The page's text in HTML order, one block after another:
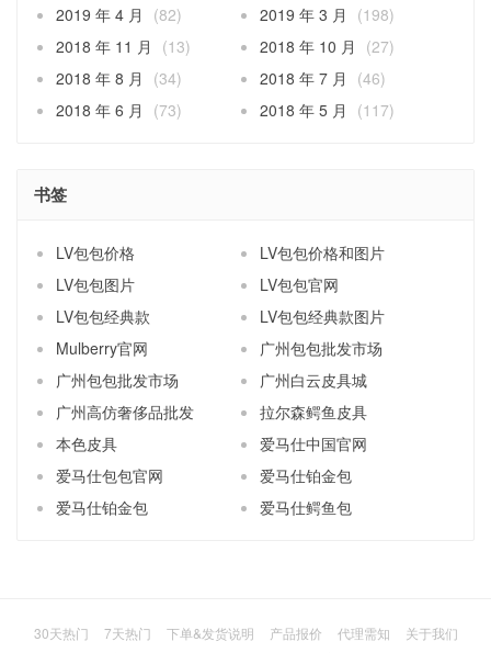
2019 年 4 月
(82) 2019 年 3 月
(198)
2018 年 11 月
(13) 2018 年 10 月
(27)
2018 年 8 月
(34) 2018 年 7 月
(46)
2018 年 6 月
(73) 2018 年 5 月 (117)
书签
LV包包价格
LV包包价格和图片
LV包包图片
LV包包官网
LV包包经典款
LV包包经典款图片
Mulberry官网
广州包包批发市场
广州包包批发市场
广州白云皮具城
广州高仿奢侈品批发
拉尔森鳄鱼皮具
本色皮具
爱马仕中国官网
爱马仕包包官网
爱马仕铂金包
爱马仕铂金包
爱马仕鳄鱼包
30天热门 7天热门 下单&发货说明 产品报价 代理需知
关于我们